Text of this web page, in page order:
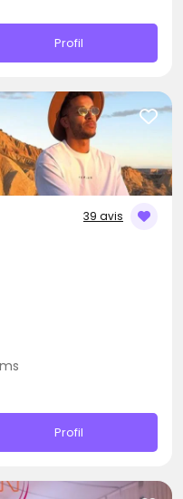
Profil
39 avis
Profil